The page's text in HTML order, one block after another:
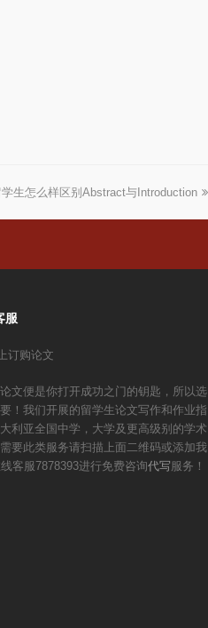
生怎么样区别Abstract与Introduction
服
文便是你打开成功之门的钥匙，所以选
！我们开展的留学生论文写作和作业指
利亚全国中学，大学及更高级别的学术
要此类服务请扫描上面二维码或添加我
客服7878393进行免费咨询代写 服务！